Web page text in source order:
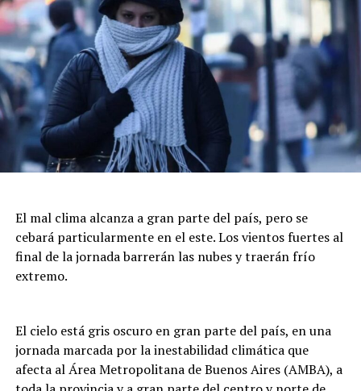
El mal clima alcanza a gran parte del país, pero se
cebará particularmente en el este. Los vientos fuertes al
final de la jornada barrerán las nubes y traerán frío
extremo.
El cielo está gris oscuro en gran parte del país, en una
jornada marcada por la inestabilidad climática que
afecta al Área Metropolitana de Buenos Aires (AMBA), a